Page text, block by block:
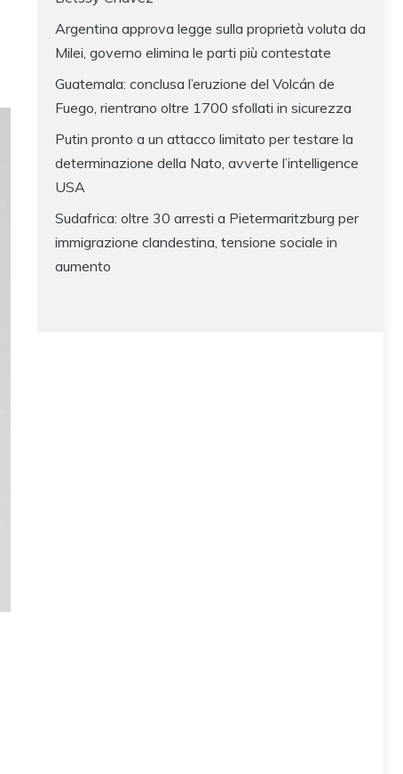
Argentina approva legge sulla proprietà voluta da
Milei, governo elimina le parti più contestate
Guatemala: conclusa l’eruzione del Volcán de
Fuego, rientrano oltre 1700 sfollati in sicurezza
Putin pronto a un attacco limitato per testare la
determinazione della Nato, avverte l’intelligence
USA
Sudafrica: oltre 30 arresti a Pietermaritzburg per
immigrazione clandestina, tensione sociale in
aumento